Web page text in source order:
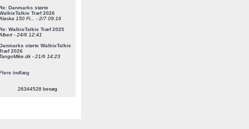
Danmarks størte
Træf 2026
150 Fi... - 2/7 09:16
WalkieTalkie Træf 2025
- 24/6 12:41
størte WalkieTalkie
2026
TangoMike.dk - 21/6 14:23
indlæg
26344528 besøg